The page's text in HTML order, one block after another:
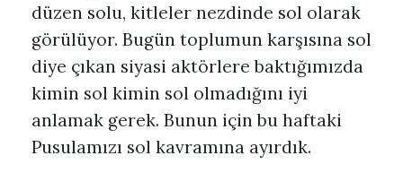
düzen solu, kitleler nezdinde sol olarak
görülüyor. Bugün toplumun karşısına sol
diye çıkan siyasi aktörlere baktığımızda
kimin sol kimin sol olmadığını iyi
anlamak gerek. Bunun için bu haftaki
Pusulamızı sol kavramına ayırdık.